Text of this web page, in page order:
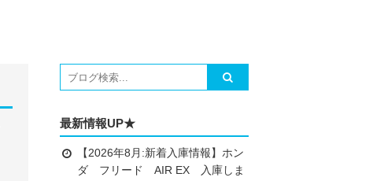
最新情報UP★
【2026年8月:新着入庫情報】ホン
ダ フリード AIR EX 入庫しま